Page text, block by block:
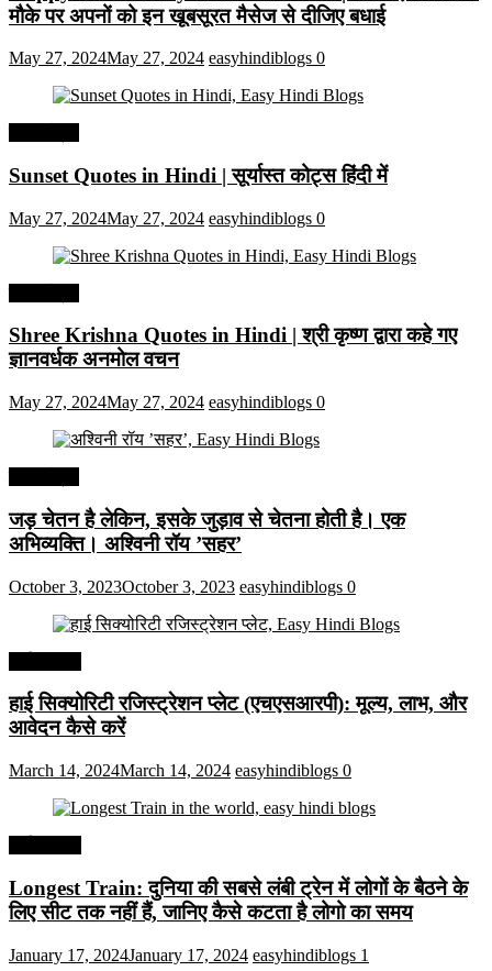
मौके पर अपनों को इन खूबसूरत मैसेज से दीजिए बधाई
May 27, 2024May 27, 2024 easyhindiblogs 0
Sunset Quotes in Hindi | सूर्यास्त कोट्स हिंदी में
May 27, 2024May 27, 2024 easyhindiblogs 0
Shree Krishna Quotes in Hindi | श्री कृष्ण द्वारा कहे गए
ज्ञानवर्धक अनमोल वचन
May 27, 2024May 27, 2024 easyhindiblogs 0
जड़ चेतन है लेकिन, इसके जुड़ाव से चेतना होती है। एक
अभिव्यक्ति। अश्विनी रॉय ’सहर’
October 3, 2023October 3, 2023 easyhindiblogs 0
हाई सिक्योरिटी रजिस्ट्रेशन प्लेट (एचएसआरपी): मूल्य, लाभ, और
आवेदन कैसे करें
March 14, 2024March 14, 2024 easyhindiblogs 0
Longest Train: दुनिया की सबसे लंबी ट्रेन में लोगों के बैठने के
लिए सीट तक ​​नहीं हैं, जानिए कैसे कटता है लोगो का समय
January 17, 2024January 17, 2024 easyhindiblogs 1